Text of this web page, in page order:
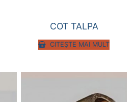
COT TALPA
CITEȘTE MAI MULT